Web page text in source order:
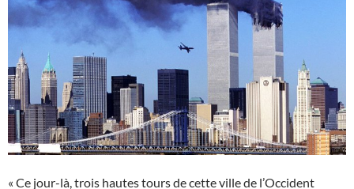
« Ce jour-là, trois hautes tours de cette ville de l’Occident